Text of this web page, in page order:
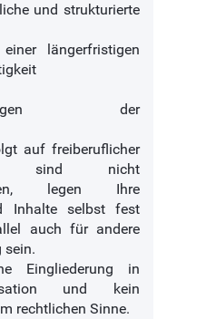
und strukturierte
längerfristigen
der
auf freiberuflicher
sind nicht
legen Ihre
Inhalte selbst fest
auch für andere
sein.
Eingliederung in
und kein
rechtlichen Sinne.